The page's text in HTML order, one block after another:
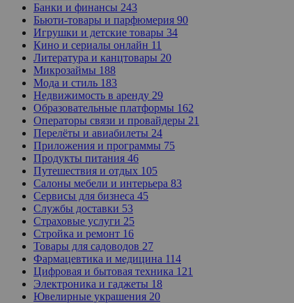
Банки и финансы 243
Бьюти-товары и парфюмерия 90
Игрушки и детские товары 34
Кино и сериалы онлайн 11
Литература и канцтовары 20
Микрозаймы 188
Мода и стиль 183
Недвижимость в аренду 29
Образовательные платформы 162
Операторы связи и провайдеры 21
Перелёты и авиабилеты 24
Приложения и программы 75
Продукты питания 46
Путешествия и отдых 105
Салоны мебели и интерьера 83
Сервисы для бизнеса 45
Службы доставки 53
Страховые услуги 25
Стройка и ремонт 16
Товары для садоводов 27
Фармацевтика и медицина 114
Цифровая и бытовая техника 121
Электроника и гаджеты 18
Ювелирные украшения 20